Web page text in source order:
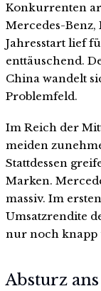
Konkurrenten
Mercedes-Benz,
Jahresstart lief
enttäuschend.
China wandelt
Problemfeld.
Im Reich der
meiden
Stattdessen
Marken.
massiv. Im
Umsatzrendite
nur noch knapp
Absturz